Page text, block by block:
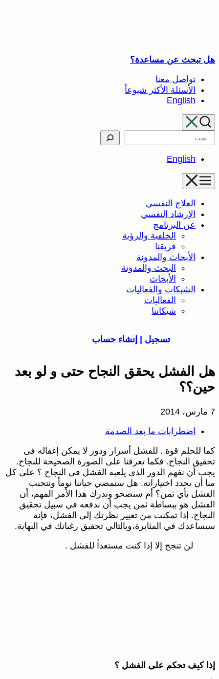
هل تبحث عن مساعدة؟
تواصل معنا
الأسئلة الأكثر شيوعاً
English
Search
English
العلاج النفسي
الإرشاد النفسي
عن البرنامج
الخلفية والرؤية
فريقنا
الأبحاث والمدونة
البحث والمدونة
الأبحاث
الشبكات والفعاليات
الفعاليات
شبكاتنا
تسجيل | إنشاء حساب
هل الفشل يحقق النجاح حتى و لو بعد
حين؟؟
7 مارس، 2014
اضطرابات ما بعد الصدمة
كما للحلم قوة . للفشل أسرار ودور لا يمكن إغفاله فى
تحقيق النجاح. فكما تعرفنا على الصورة الصحيحة للنجاح.
يجب أن نفهم الدور الذى يلعبه الفشل فى النجاح ؟ على كل
منا أن يحدد اختياراته. هل سنمضي حياتنا نوماً ونتجنب
الفشل بأي ثمن؟ أم سنصحو وندرك هذا الأمر المهم، أن
الفشل هو ببساطة ثمن يجب أن ندفعه في سبيل تحقيق
النجاح. إذا تمكنت من تغيير نظرتك إلى الفشل، فإنه
سيساعدك في المثابرة،وبالتالي تحقيق رغباتك في النهاية.
لن تنجح إلا إذا كنت مستعداً للفشل .
إذا كيف تحكم على الفشل ؟